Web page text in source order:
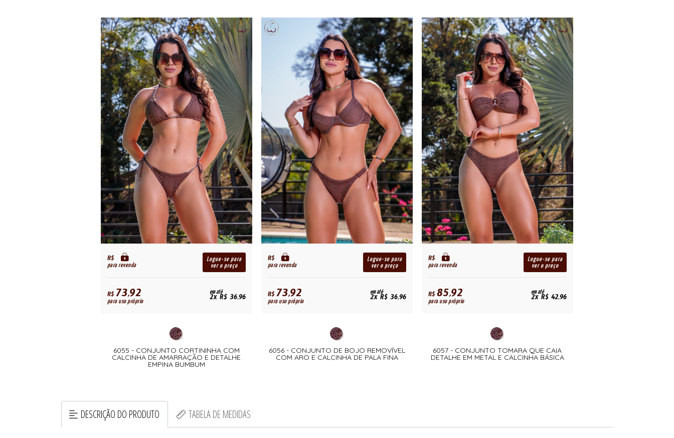
R$
para revenda
Logue-se para
ver o preço
R$73,92
para uso próprio
em até
2x R$ 36,96
6055 - CONJUNTO CORTININHA COM
CALCINHA DE AMARRAÇÃO E DETALHE
EMPINA BUMBUM
R$
para revenda
Logue-se para
ver o preço
R$73,92
para uso próprio
em até
2x R$ 36,96
6056 - CONJUNTO DE BOJO REMOVÍVEL
COM ARO E CALCINHA DE PALA FINA
R$
para revenda
Logue-se para
ver o preço
R$85,92
para uso próprio
em até
2x R$ 42,96
6057 - CONJUNTO TOMARA QUE CAIA
DETALHE EM METAL E CALCINHA BÁSICA
DESCRIÇÃO DO PRODUTO TABELA DE MEDIDAS